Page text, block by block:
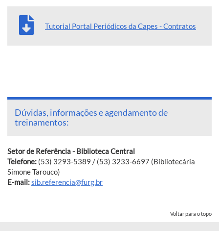
Tutorial Portal Periódicos da Capes - Contratos
Dúvidas, informações e agendamento de
treinamentos:
Setor de Referência - Biblioteca Central
Telefone: (53) 3293-5389 / (53) 3233-6697 (Bibliotecária
Simone Tarouco)
E-mail:sib.referencia@furg.br
Voltar para o topo